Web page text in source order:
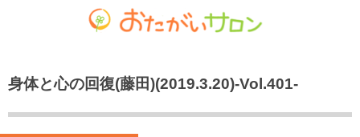
身体と心の回復(藤田)(2019.3.20)-Vol.401-
お知らせ
共生型デイサービス おたがいサロン
ごちゃまぜ食堂